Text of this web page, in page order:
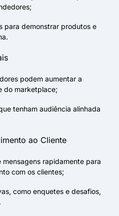
para demonstrar produtos e
podem aumentar a
do marketplace;
tenham audiência alinhada
ao Cliente
mensagens rapidamente para
com os clientes;
como enquetes e desafios,